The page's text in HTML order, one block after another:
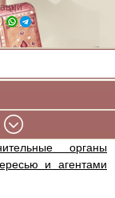
органы
и агентами